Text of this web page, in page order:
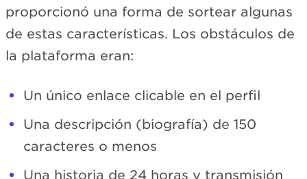
proporcionó una forma de sortear algunas
de estas características. Los obstáculos de
la plataforma eran:
Un único enlace clicable en el perfil
Una descripción (biografía) de 150
caracteres o menos
Una historia de 24 horas y transmisión